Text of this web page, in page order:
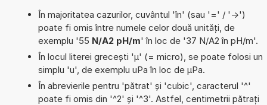
În majoritatea cazurilor, cuvântul 'în' (sau '=' / '->')
poate fi omis între numele celor două unități, de
exemplu '55 N/A2 pH/m' în loc de '37 N/A2 în pH/m'.
În locul literei grecești 'µ' (= micro), se poate folosi un
simplu 'u', de exemplu uPa în loc de µPa.
În abrevierile pentru 'pătrat' și 'cubic', caracterul '^'
poate fi omis din '^2' și '^3'. Astfel, centimetrii pătrați